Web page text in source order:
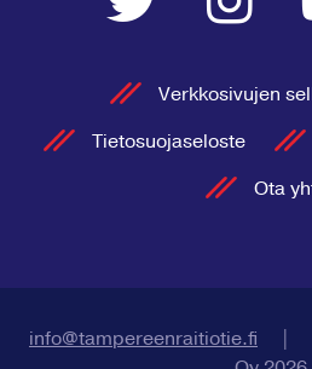
Verkkosivujen
Tietosuojaseloste
Ota
info@tampereenraitiotie.fi